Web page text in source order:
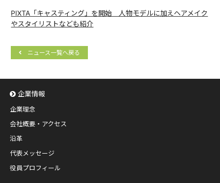
PIXTA「キャスティング」を開始 人物モデルに加えヘアメイク
やスタイリストなども紹介
ニュース一覧へ戻る
企業情報
企業理念
会社概要・アクセス
沿革
代表メッセージ
役員プロフィール